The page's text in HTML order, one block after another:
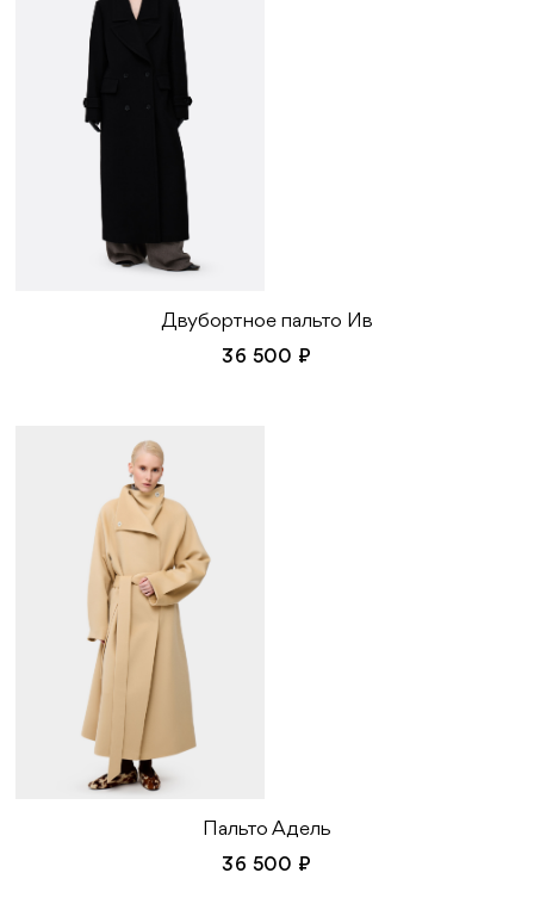
Двубортное пальто Ив
36 500 ₽
Пальто Адель
36 500 ₽